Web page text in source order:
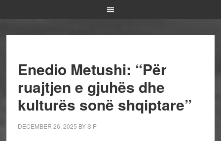
Enedio Metushi: “Për
ruajtjen e gjuhës dhe
kulturës sonë shqiptare”
DECEMBER 26, 2025 BYS P